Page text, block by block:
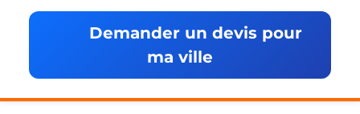
Demander un devis pour
ma ville